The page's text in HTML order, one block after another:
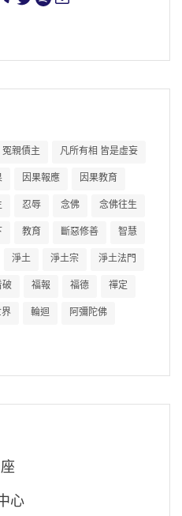
冤親債主 凡所有相 皆是虛妄
因果報應 因果教育
忍辱 念佛 念佛往生
教育 斷惡修善 智慧
淨土 淨土宗 淨土法門
破 福報 福德 禪定
界 輪迴 阿彌陀佛
心